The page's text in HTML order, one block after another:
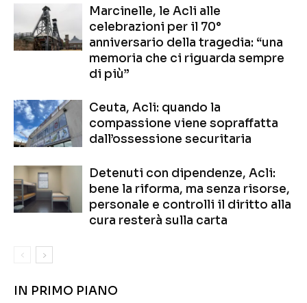
Marcinelle, le Acli alle
celebrazioni per il 70°
anniversario della tragedia: “una
memoria che ci riguarda sempre
di più”
Ceuta, Acli: quando la
compassione viene sopraffatta
dall’ossessione securitaria
Detenuti con dipendenze, Acli:
bene la riforma, ma senza risorse,
personale e controlli il diritto alla
cura resterà sulla carta
IN PRIMO PIANO